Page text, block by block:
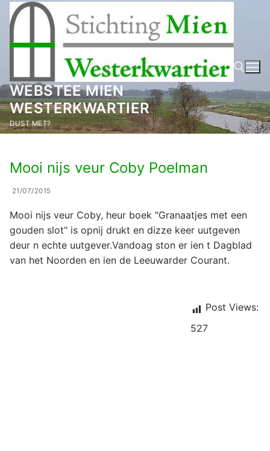
naar
inhoud
WEBSTEE MIEN
WESTERKWARTIER
DUST MET? Zoeken naar:
Mooi nijs veur Coby Poelman
21/07/2015
Mooi nijs veur Coby, heur boek "Granaatjes met een
gouden slot" is opnij drukt en dizze keer uutgeven
deur n echte uutgever.Vandoag ston er ien t Dagblad
van het Noorden en ien de Leeuwarder Courant.
Post Views:
527